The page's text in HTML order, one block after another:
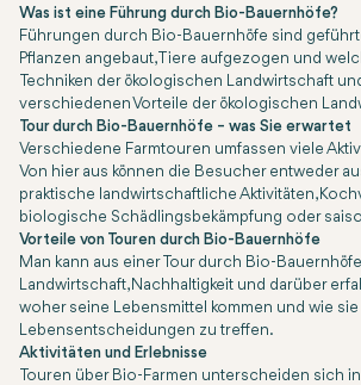
Was ist eine Führung durch Bio-Bauernhöfe?
Führungen durch Bio-Bauernhöfe sind
Pflanzen angebaut, Tiere aufgezogen und
Techniken der ökologischen Landwirtschaft
verschiedenen Vorteile der ökologischen
Tour durch Bio-Bauernhöfe – was Sie erwartet
Verschiedene Farmtouren umfassen viele
Von hier aus können die Besucher entweder
praktische landwirtschaftliche Aktivitäten,
biologische Schädlingsbekämpfung oder
Vorteile von Touren durch Bio-Bauernhöfe
Man kann aus einer Tour durch Bio-
Landwirtschaft, Nachhaltigkeit und darüber
woher seine Lebensmittel kommen und wie
Lebensentscheidungen zu treffen.
Aktivitäten und Erlebnisse
Touren über Bio-Farmen unterscheiden sich